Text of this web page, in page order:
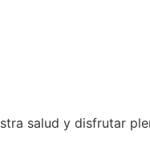
salud y disfrutar